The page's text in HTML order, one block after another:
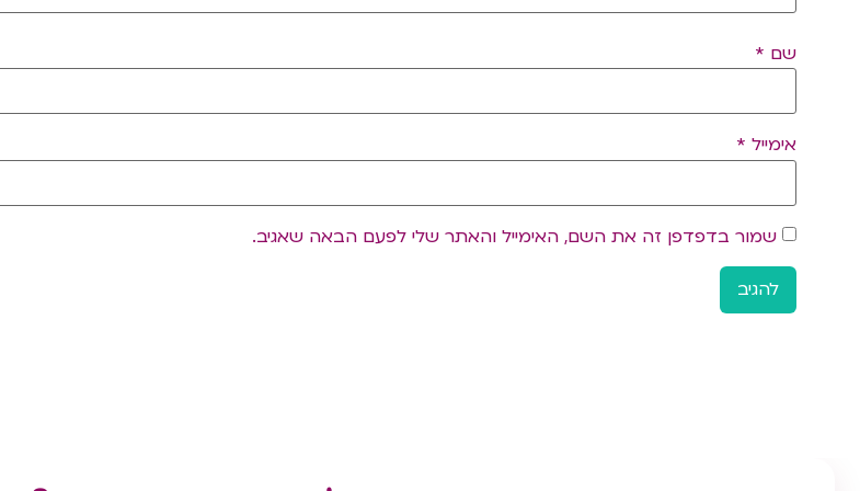
שם *
אימייל *
שמור בדפדפן זה את השם, האימייל והאתר שלי לפעם הבאה שאגיב.